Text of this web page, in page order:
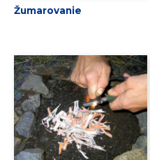
Žumarovanie